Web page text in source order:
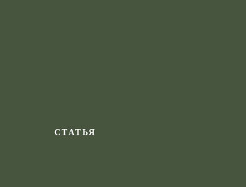
СТАТЬЯ